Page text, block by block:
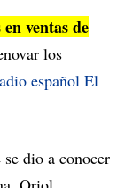
ventas de
los
español El
dio a conocer